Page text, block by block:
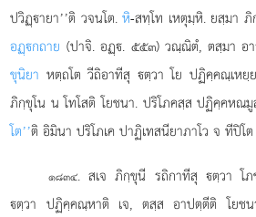
ปวิฏฺายา’’ติ วจนโต.หิ-สทฺโท เหตุมฺหิ. ยสฺมา
อฏฺกถาย (ปาจิ. อฏฺ. ๕๕๓) วณฺณิตํ, ตสฺมา อา
ขุนิยา หตฺถโต วีถิอาทีสุ ตฺวา โย ปฏิคฺคณฺเห
ภิกฺขุโน น โทโสติ โยชนา. ปริโภคสฺส ปฏิคฺคหณมู
โต’’ติ อิมินา ปริโภเค ปาฏิเทสนียาภาโว จ ทีปิโ
๑๘๓๔. สเจ ภิกฺขุนี รถิกาทีสุ ตฺวา โ
ตฺวา ปฏิคฺคณฺหาติ เจ, ตสฺส อาปตฺตีติ โยชน